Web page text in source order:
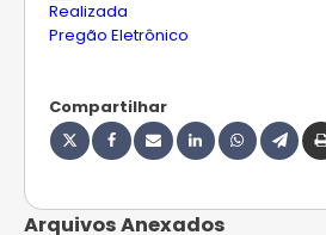
Realizada
Pregão Eletrônico
Compartilhar
Arquivos Anexados